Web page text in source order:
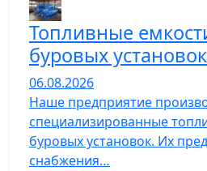
Топливные
буровых установок
06.08.2026
Наше предприятие
специализированные
буровых установок. Их
снабжения…